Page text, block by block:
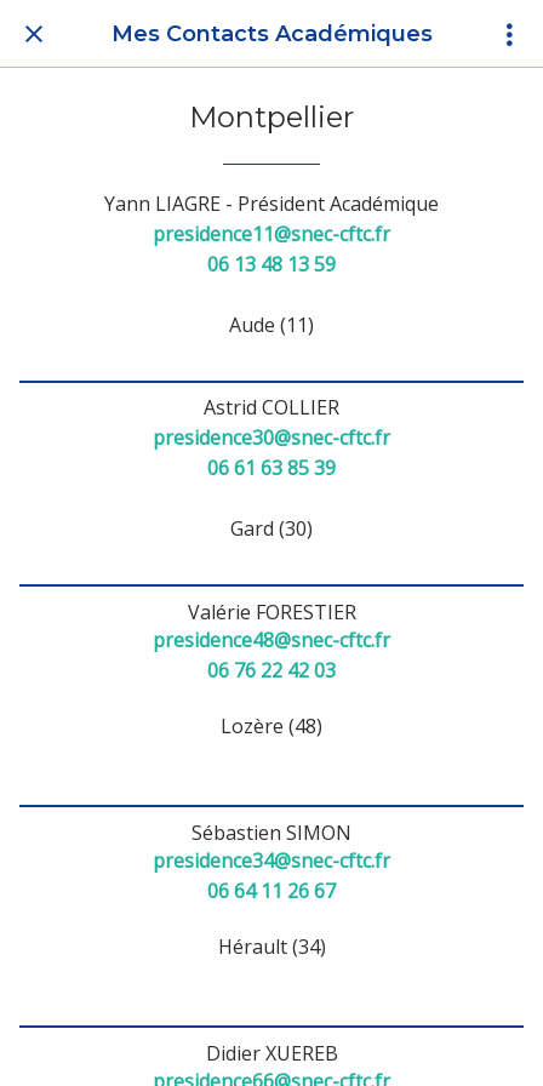
Mes Contacts Académiques
Montpellier
Yann LIAGRE - Président Académique
presidence11@snec-cftc.fr
06 13 48 13 59
Aude (11)
Astrid COLLIER
presidence30@snec-cftc.fr
06 61 63 85 39
Gard (30)
Valérie FORESTIER
presidence48@snec-cftc.fr
06 76 22 42 03
Lozère (48)
Sébastien SIMON
presidence34@snec-cftc.fr
06 64 11 26 67
Hérault (34)
Didier XUEREB
presidence66@snec-cftc.fr